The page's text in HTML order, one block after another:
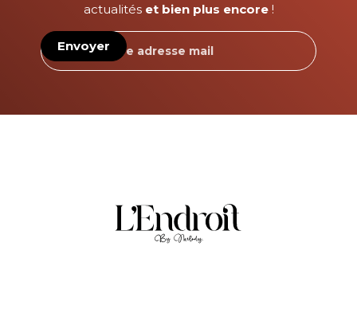
actualités et bien plus encore!